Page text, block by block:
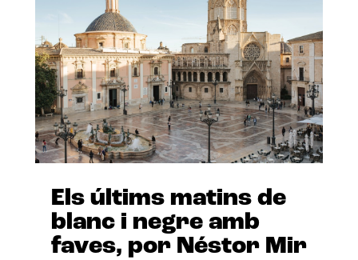
Els últims matins de
blanc i negre amb
faves, por Néstor Mir